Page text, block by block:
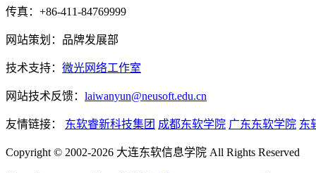
传真：+86-411-84769999
网站策划：品牌发展部
技术支持： 微光网络工作室
网站技术反馈： laiwanyun@neusoft.edu.cn
友情链接： 东软睿新科技集团 成都东软学院 广东东软学院 东
Copyright © 2002-2026 大连东软信息学院 All Rights Reserved